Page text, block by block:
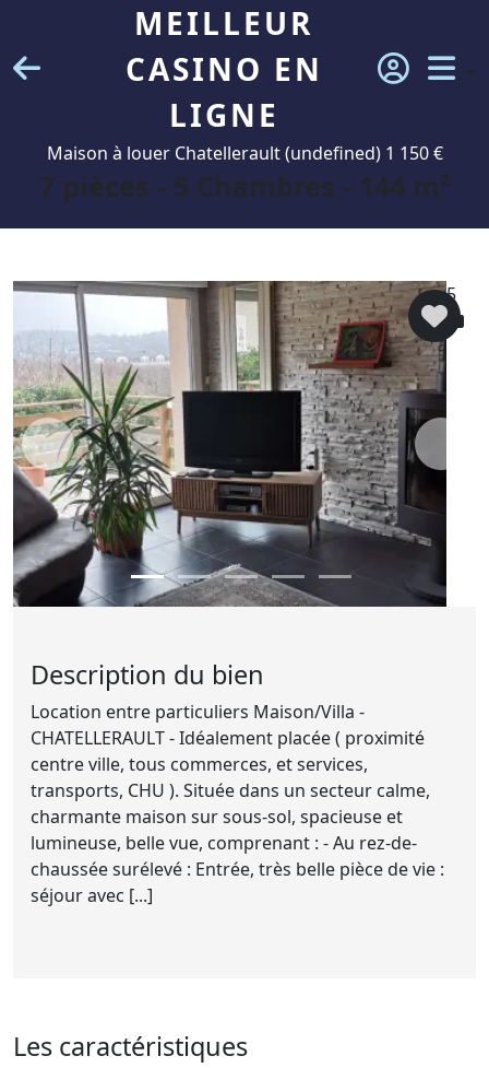
MEILLEUR
CASINO EN
LIGNE
Maison à louer Chatellerault (undefined) 1 150 €
7 pièces - 5 Chambres - 144 m²
5
Description du bien
Location entre particuliers Maison/Villa -
CHATELLERAULT - Idéalement placée ( proximité
centre ville, tous commerces, et services,
transports, CHU ). Située dans un secteur calme,
charmante maison sur sous-sol, spacieuse et
lumineuse, belle vue, comprenant : - Au rez-de-
chaussée surélevé : Entrée, très belle pièce de vie :
séjour avec [...]
Les caractéristiques